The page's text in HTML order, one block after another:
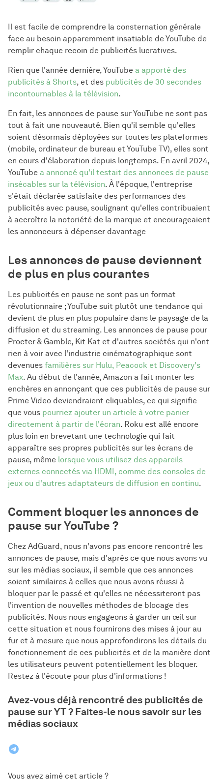
Il est facile de comprendre la consternation générale
face au besoin apparemment insatiable de YouTube de
remplir chaque recoin de publicités lucratives.
Rien que l'année dernière, YouTube a apporté des
publicités à Shorts, et des publicités de 30 secondes
incontournables à la télévision.
En fait, les annonces de pause sur YouTube ne sont pas
tout à fait une nouveauté. Bien qu'il semble qu'elles
soient désormais déployées sur toutes les plateformes
(mobile, ordinateur de bureau et YouTube TV), elles sont
en cours d'élaboration depuis longtemps. En avril 2024,
YouTube a annoncé qu'il testait des annonces de pause
insécables sur la télévision. À l'époque, l'entreprise
s'était déclarée satisfaite des performances des
publicités avec pause, soulignant qu'elles contribuaient
à accroître la notoriété de la marque et encourageaient
les annonceurs à dépenser davantage
Les annonces de pause deviennent
de plus en plus courantes
Les publicités en pause ne sont pas un format
révolutionnaire ; YouTube suit plutôt une tendance qui
devient de plus en plus populaire dans le paysage de la
diffusion et du streaming. Les annonces de pause pour
Procter & Gamble, Kit Kat et d'autres sociétés qui n'ont
rien à voir avec l'industrie cinématographique sont
devenues familières sur Hulu, Peacock et Discovery's
Max. Au début de l'année, Amazon a fait monter les
enchères en annonçant que ces publicités de pause sur
Prime Video deviendraient cliquables, ce qui signifie
que vous pourriez ajouter un article à votre panier
directement à partir de l'écran. Roku est allé encore
plus loin en brevetant une technologie qui fait
apparaître ses propres publicités sur les écrans de
pause, même lorsque vous utilisez des appareils
externes connectés via HDMI, comme des consoles de
jeux ou d'autres adaptateurs de diffusion en continu.
Comment bloquer les annonces de
pause sur YouTube ?
Chez AdGuard, nous n'avons pas encore rencontré les
annonces de pause, mais d'après ce que nous avons vu
sur les médias sociaux, il semble que ces annonces
soient similaires à celles que nous avons réussi à
bloquer par le passé et qu'elles ne nécessiteront pas
l'invention de nouvelles méthodes de blocage des
publicités. Nous nous engageons à garder un œil sur
cette situation et nous fournirons des mises à jour au
fur et à mesure que nous approfondirons les détails du
fonctionnement de ces publicités et de la manière dont
les utilisateurs peuvent potentiellement les bloquer.
Restez à l'écoute pour plus d'informations !
Avez-vous déjà rencontré des publicités de
pause sur YT ? Faites-le nous savoir sur les
médias sociaux
Vous avez aimé cet article ?